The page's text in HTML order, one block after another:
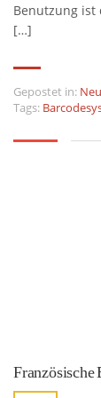
Benutzung ist
[…]
Gepostet in:
Tags:
Französische